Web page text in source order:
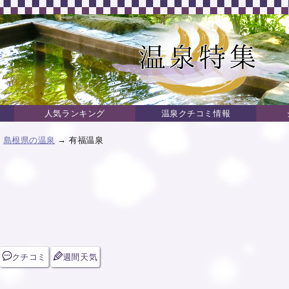
人気ランキング 温泉クチコミ情報
島根県の温泉 → 有福温泉
クチコミ 週間天気